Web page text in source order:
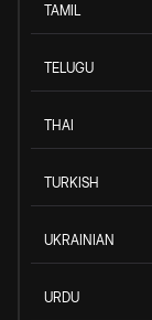
TAMIL
TELUGU
THAI
TURKISH
UKRAINIAN
URDU